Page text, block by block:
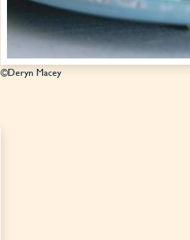
©Deryn Macey